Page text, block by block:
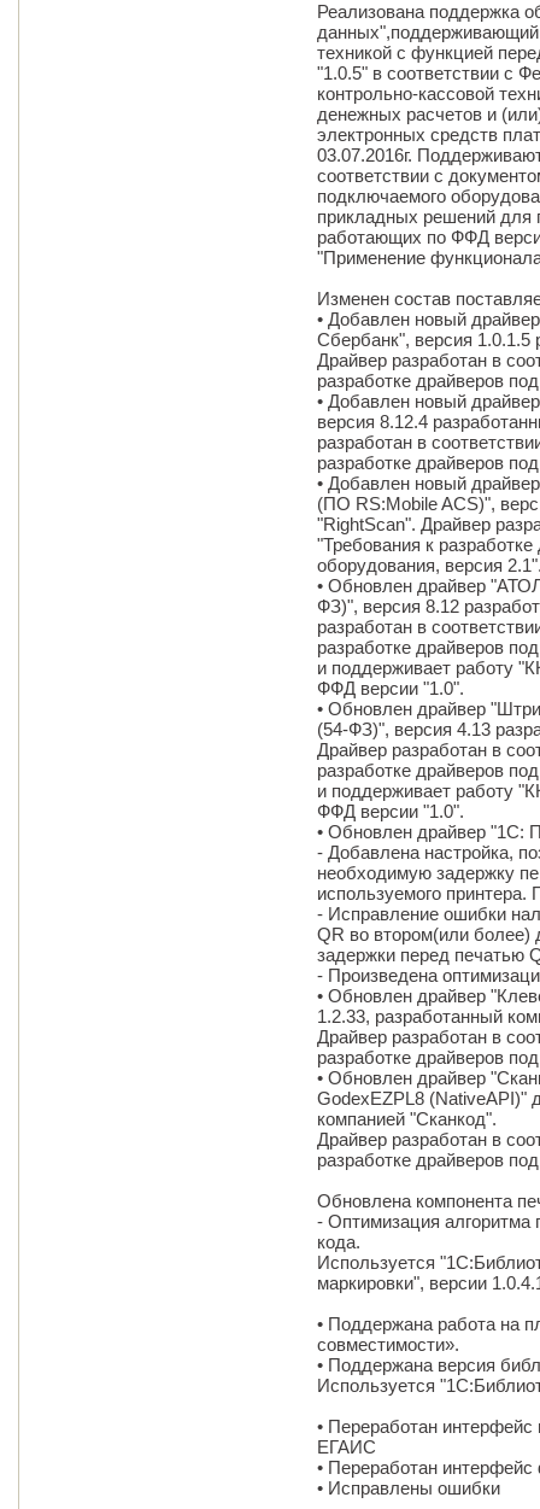
Реализована поддержка
данных",поддерживающий
техникой с функцией
"1.0.5" в соответствии с
контрольно-кассовой
денежных расчетов и
электронных средств
03.07.2016г.
соответствии с
подключаемого
прикладных решений для
работающих по ФФД
"Применение
Изменен состав
• Добавлен новый
Сбербанк", версия 1.0.1.5
Драйвер разработан в
разработке драйверов
• Добавлен новый
версия 8.12.4
разработан в
разработке драйверов
• Добавлен новый
(ПО RS:Mobile ACS)",
"RightScan". Драйвер
"Требования к
оборудования, версия
• Обновлен драйвер
ФЗ)", версия 8.12
разработан в
разработке драйверов
и поддерживает работу
ФФД версии "1.0".
• Обновлен драйвер
(54-ФЗ)", версия 4.13
Драйвер разработан в
разработке драйверов
и поддерживает работу
ФФД версии "1.0".
• Обновлен драйвер "1С:
- Добавлена настройка,
необходимую задержку
используемого
- Исправление ошибки
QR во втором(или
задержки перед печатью
- Произведена
• Обновлен драйвер
1.2.33, разработанный
Драйвер разработан в
разработке драйверов
• Обновлен драйвер
GodexEZPL8 (NativeAPI)"
компанией "Сканкод".
Драйвер разработан в
разработке драйверов
Обновлена компонента
- Оптимизация алгоритма
кода.
Используется
маркировки", версии
• Поддержана работа на
совместимости».
• Поддержана версия
Используется
• Переработан интерфейс
ЕГАИС
• Переработан
• Исправлены ошибки